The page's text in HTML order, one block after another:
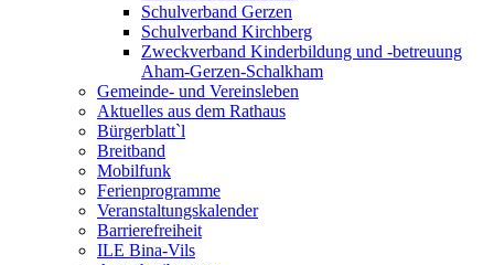
Schulverband Gerzen
Schulverband Kirchberg
Zweckverband Kinderbildung und -betreuung
Aham-Gerzen-Schalkham
Gemeinde- und Vereinsleben
Aktuelles aus dem Rathaus
Bürgerblatt`l
Breitband
Mobilfunk
Ferienprogramme
Veranstaltungskalender
Barrierefreiheit
ILE Bina-Vils